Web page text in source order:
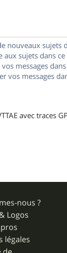
nouveaux sujets
aux sujets dans
messages
vos messages
avec traces
nous ?
Logos
légales